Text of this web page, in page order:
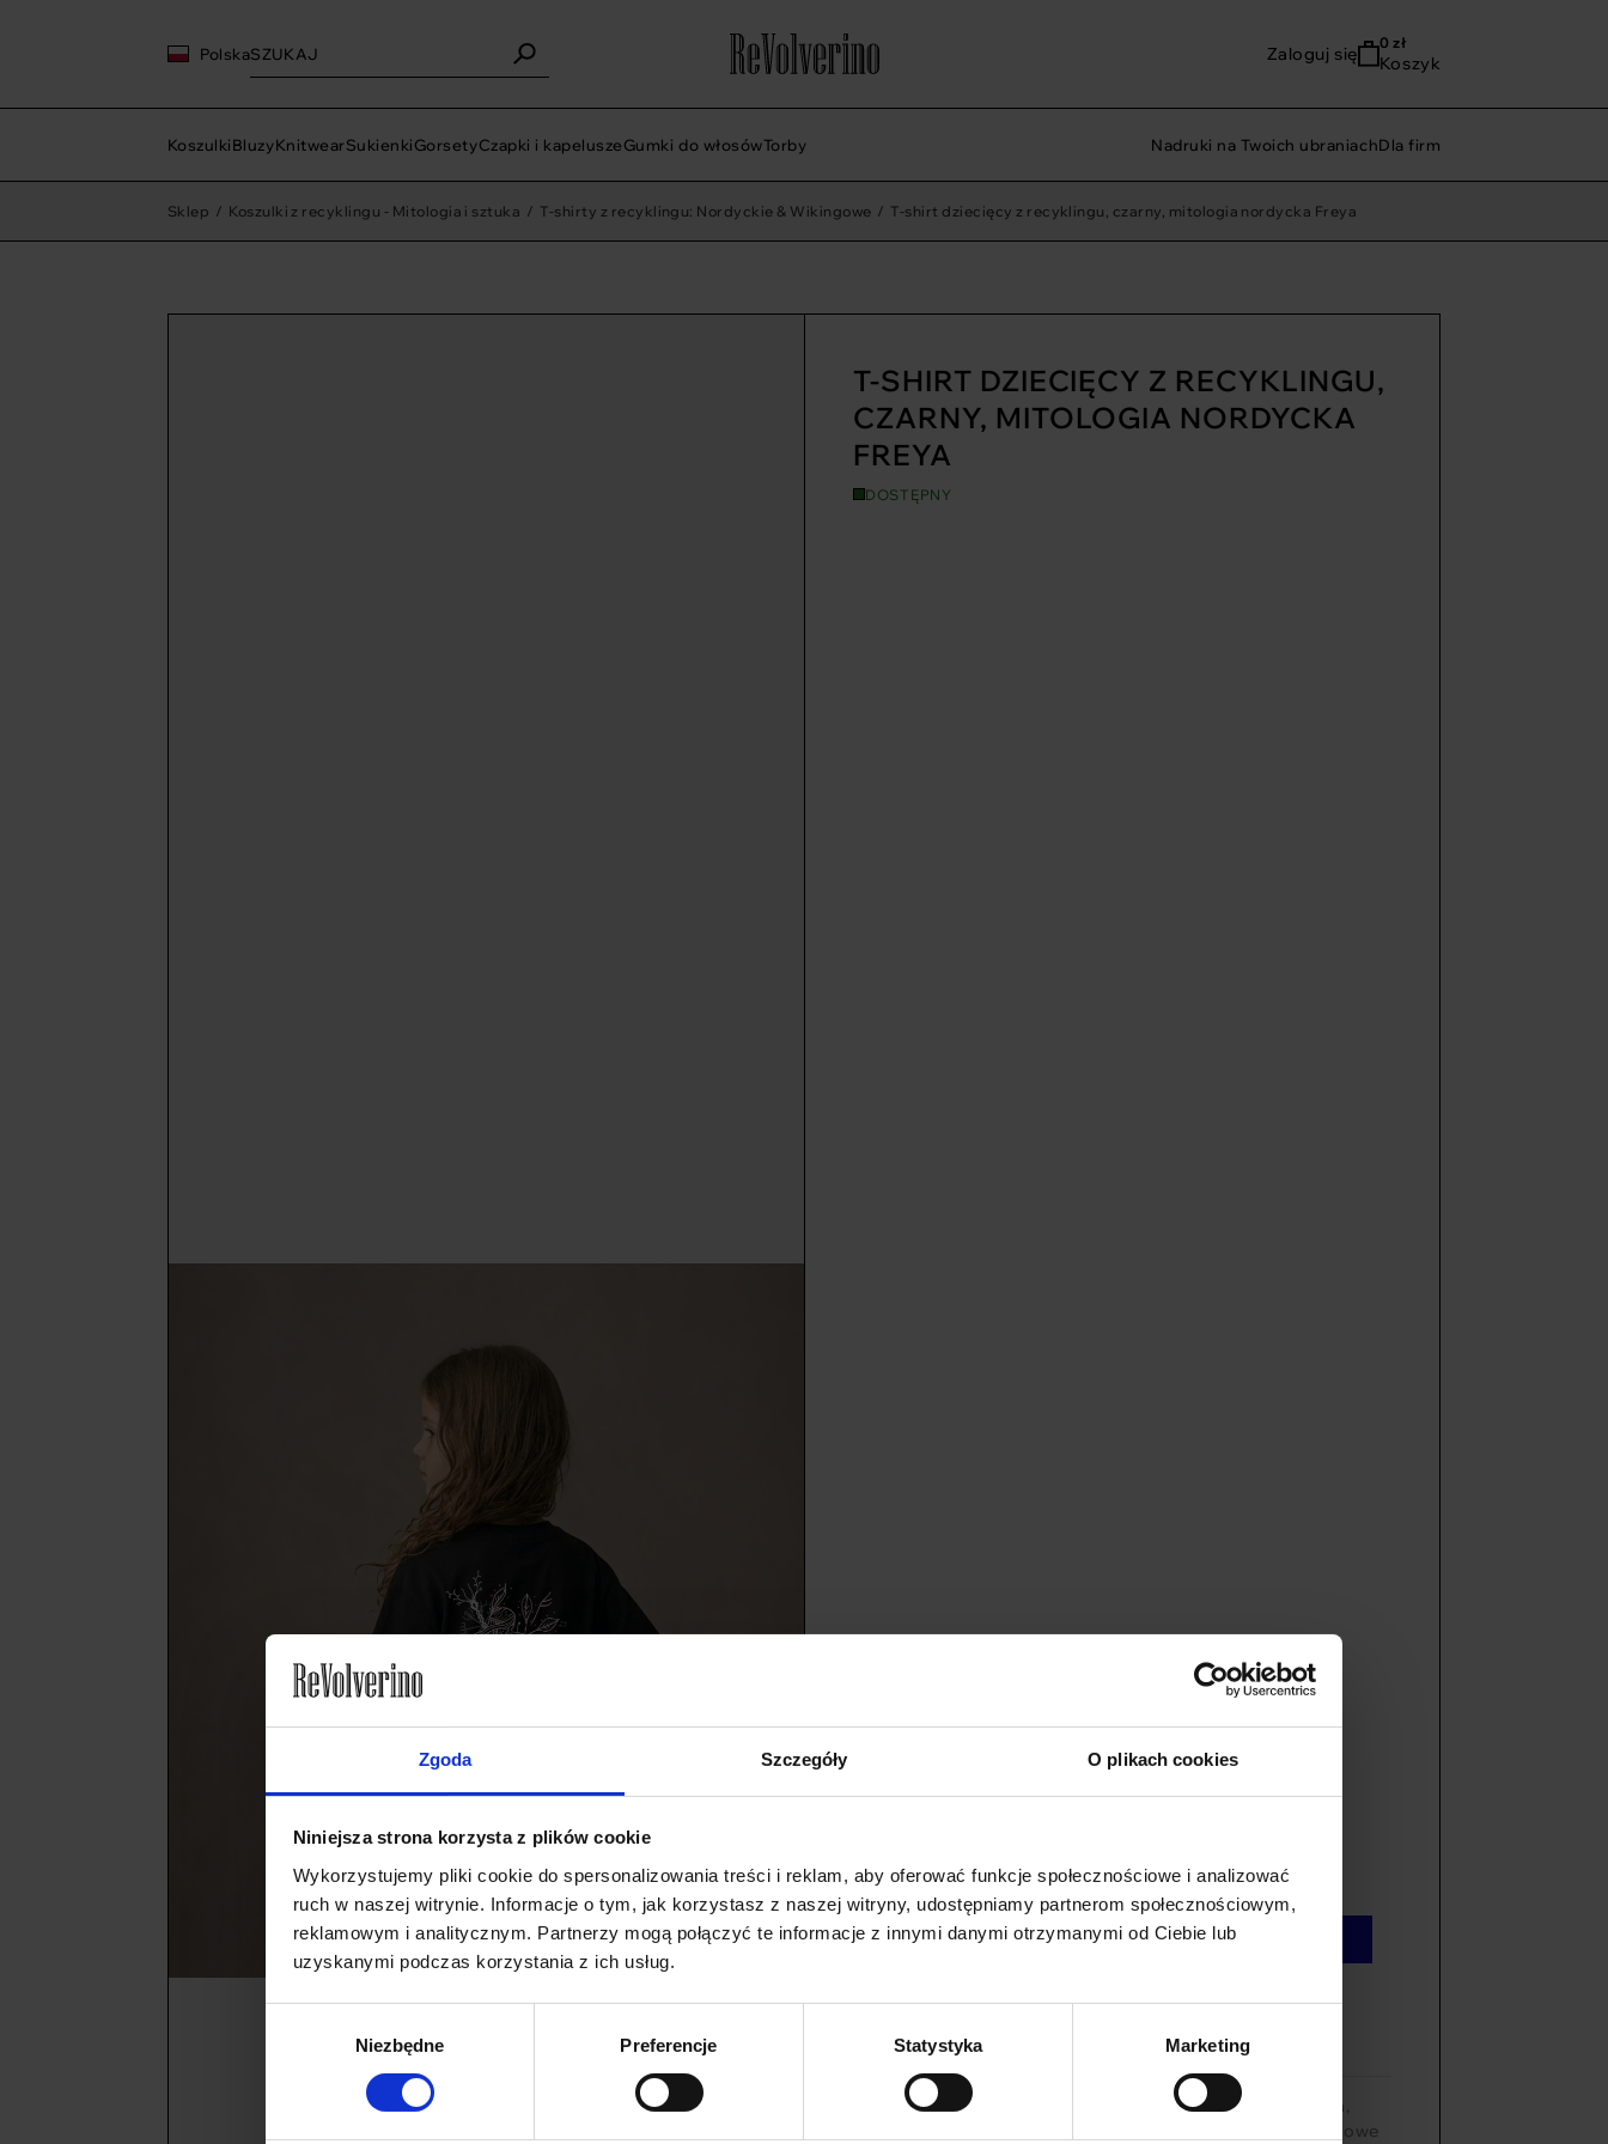
Zgoda Szczegóły O plikach cookies
Niniejsza strona korzysta z plików cookie
Wykorzystujemy pliki cookie do spersonalizowania treści i reklam, aby oferować funkcje społecznościowe i analizować
ruch w naszej witrynie. Informacje o tym, jak korzystasz z naszej witryny, udostępniamy partnerom społecznościowym,
reklamowym i analitycznym. Partnerzy mogą połączyć te informacje z innymi danymi otrzymanymi od Ciebie lub
uzyskanymi podczas korzystania z ich usług.
Niezbędne Preferencje Statystyka Marketing
Polska Zaloguj się
0 zł
Koszyk
KoszulkiBluzyKnitwearSukienkiGorsetyCzapki i kapeluszeGumki do włosówTorby Nadruki na Twoich ubraniachDla firm
Sklep / Koszulki z recyklingu - Mitologia i sztuka / T-shirty z recyklingu: Nordyckie & Wikingowe / T-shirt dziecięcy z recyklingu, czarny, mitologia nordycka Freya
T-SHIRT DZIECIĘCY Z RECYKLINGU,
CZARNY, MITOLOGIA NORDYCKA
FREYA
DOSTĘPNY
119 zł −
shirt
dziecięcy
z
recyklingu,
+ DODAJ DO KOSZYKA
Marka:
Kategoria: koszulki z recyklingu - mitologia i sztuka,
t-shirty z recyklingu: nordyckie & wikingowe